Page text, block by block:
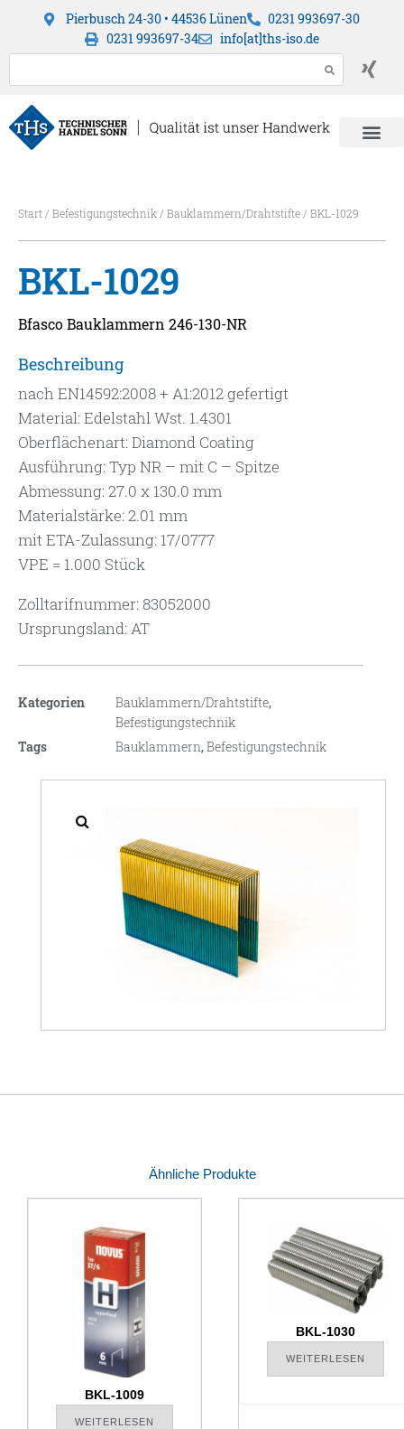
Pierbusch 24-30 • 44536 Lünen
0231 993697-30
0231 993697-34
info[at]ths-iso.de
Start/ Befestigungstechnik/ Bauklammern/Drahtstifte/ BKL-1029
BKL-1029
Bfasco Bauklammern 246-130-NR
Beschreibung
nach EN14592:2008 + A1:2012 gefertigt
Material: Edelstahl Wst. 1.4301
Oberflächenart: Diamond Coating
Ausführung: Typ NR – mit C – Spitze
Abmessung: 27.0 x 130.0 mm
Materialstärke: 2.01 mm
mit ETA-Zulassung: 17/0777
VPE = 1.000 Stück
Zolltarifnummer: 83052000
Ursprungsland: AT
Kategorien Bauklammern/Drahtstifte,
Befestigungstechnik
Tags
Bauklammern,Befestigungstechnik
Ähnliche Produkte
BKL-1009
WEITERLESEN
BKL-1030
WEITERLESEN